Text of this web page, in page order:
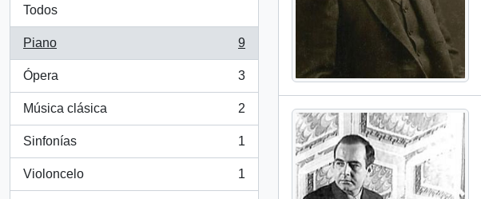
Todos
Piano
, 9 resultados
9
Ópera
, 3 resultados
3
Música clásica
, 2 resultados
2
Sinfonías
, 1 resultados
1
Violoncelo
, 1 resultados
1